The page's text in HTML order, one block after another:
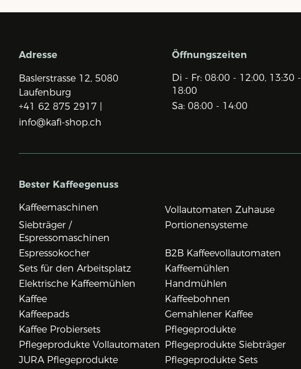
Adresse
Baslerstrasse 12, 5080
Laufenburg
+41 62 875 2917 |
info@kafi-shop.ch
Öffnungszeiten
Di - Fr: 08:00 - 12:00, 13:30 -
18:00
Sa: 08:00 - 14:00
Bester Kaffeegenuss
Kaffeemaschinen
Vollautomaten Zuhause
Siebträger /
Espressomaschinen
Portionensysteme
Espressokocher
B2B Kaffeevollautomaten
Sets für den Arbeitsplatz
Kaffeemühlen
Elektrische Kaffeemühlen
Handmühlen
Kaffee
Kaffeebohnen
Kaffeepads
Gemahlener Kaffee
Kaffee Probiersets
Pflegeprodukte
Pflegeprodukte Vollautomaten Pflegeprodukte Siebträger
JURA Pflegeprodukte
Pflegeprodukte Sets